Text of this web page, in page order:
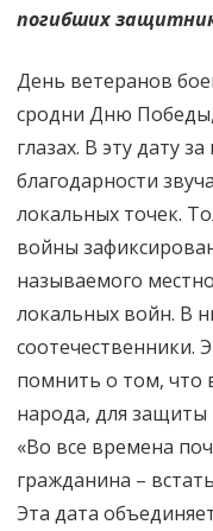
погибших
День ветеранов
сродни Дню
глазах. В эту дату
благодарности
локальных точек.
войны
называемого
локальных войн. В
соотечественники.
помнить о том, что
народа, для защиты
«Во все времена
гражданина –
Эта дата